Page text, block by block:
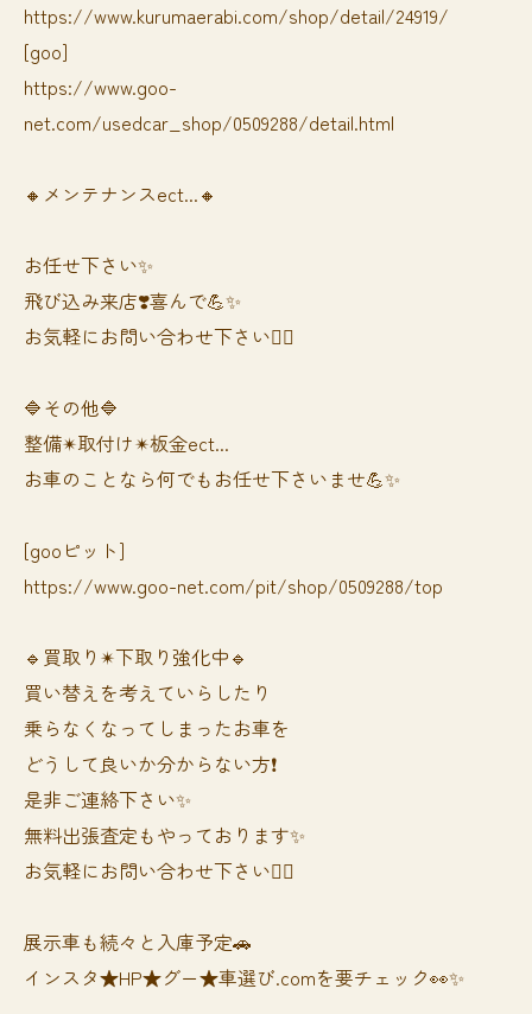
https://www.kurumaerabi.com/shop/detail/24919/
[goo]
https://www.goo-
net.com/usedcar_shop/0509288/detail.html
🔸メンテナンスect...🔸
お任せ下さい✨
飛び込み来店❣️喜んで💪✨
お気軽にお問い合わせ下さい🙆‍♀️
🔷その他🔷
整備✴︎取付け✴︎板金ect...
お車のことなら何でもお任せ下さいませ💪✨
[gooピット]
https://www.goo-net.com/pit/shop/0509288/top
🔹買取り✴︎下取り強化中🔹
買い替えを考えていらしたり
乗らなくなってしまったお車を
どうして良いか分からない方❗️
是非ご連絡下さい✨
無料出張査定もやっております✨
お気軽にお問い合わせ下さい🙆‍♀️
展示車も続々と入庫予定🚗
インスタ★HP★グー★車選び.comを要チェック👀✨